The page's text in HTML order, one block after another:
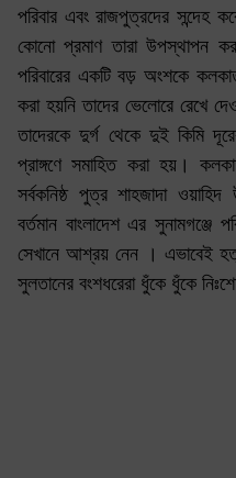
পরিবার এবং রাজপুত্রদের সন্দেহ
কোনো প্রমাণ তারা উপস্থাপন
পরিবারের একটি বড় অংশকে
করা হয়নি তাদের ভেলোরে রেখে
তাদেরকে দুর্গ থেকে দুই কিমি
প্রাঙ্গণে সমাহিত করা হয়।
সর্বকনিষ্ঠ পুত্র শাহজাদা
বর্তমান বাংলাদেশ এর সুনামগঞ্জে
সেখানে আশ্রয় নেন । এভাবেই
সুলতানের বংশধরেরা ধুঁকে ধুঁকে